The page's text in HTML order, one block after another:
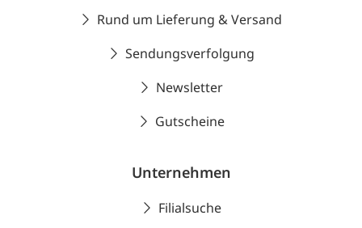
Rund um Lieferung & Versand
Sendungsverfolgung
Newsletter
Gutscheine
Unternehmen
Filialsuche